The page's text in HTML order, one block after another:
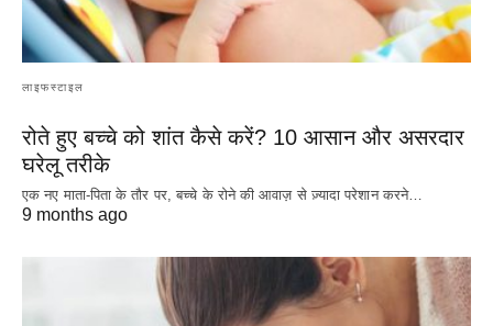
लाइफस्टाइल
रोते हुए बच्चे को शांत कैसे करें? 10 आसान और असरदार
घरेलू तरीके
एक नए माता-पिता के तौर पर, बच्चे के रोने की आवाज़ से ज़्यादा परेशान करने…
9 months ago